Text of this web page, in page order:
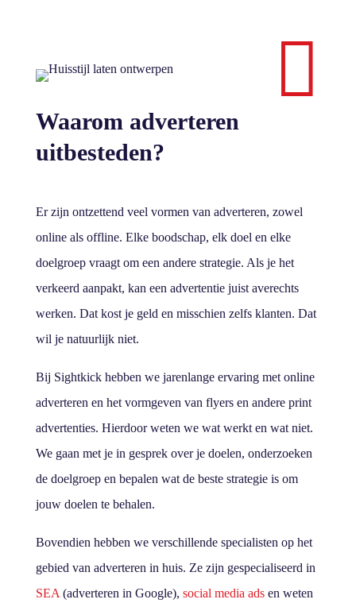

Waarom adverteren
uitbesteden?
Er zijn ontzettend veel vormen van adverteren, zowel
online als offline. Elke boodschap, elk doel en elke
doelgroep vraagt om een andere strategie. Als je het
verkeerd aanpakt, kan een advertentie juist averechts
werken. Dat kost je geld en misschien zelfs klanten. Dat
wil je natuurlijk niet.
Bij Sightkick hebben we jarenlange ervaring met online
adverteren en het vormgeven van flyers en andere print
advertenties. Hierdoor weten we wat werkt en wat niet.
We gaan met je in gesprek over je doelen, onderzoeken
de doelgroep en bepalen wat de beste strategie is om
jouw doelen te behalen.
Bovendien hebben we verschillende specialisten op het
gebied van adverteren in huis. Ze zijn gespecialiseerd in
SEA (adverteren in Google), social media adsen weten